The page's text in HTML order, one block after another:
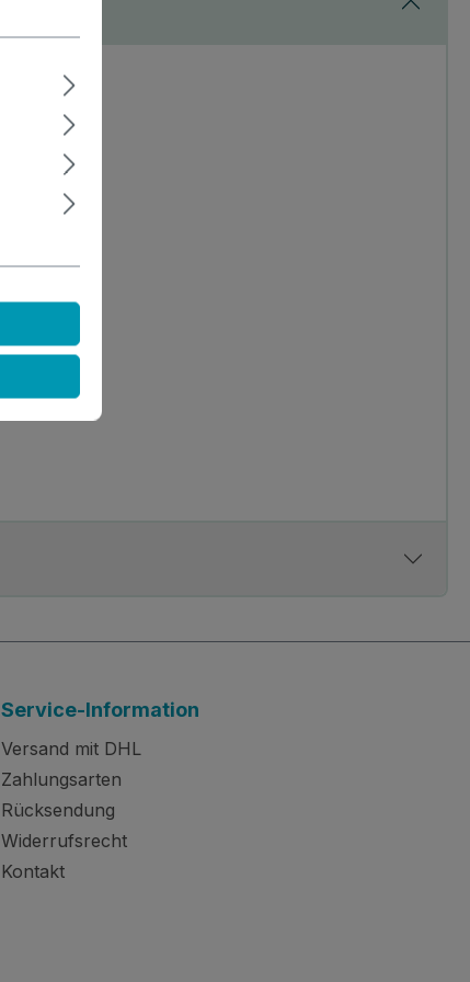
Service-Information
Versand mit DHL
Zahlungsarten
Rücksendung
Widerrufsrecht
Kontakt